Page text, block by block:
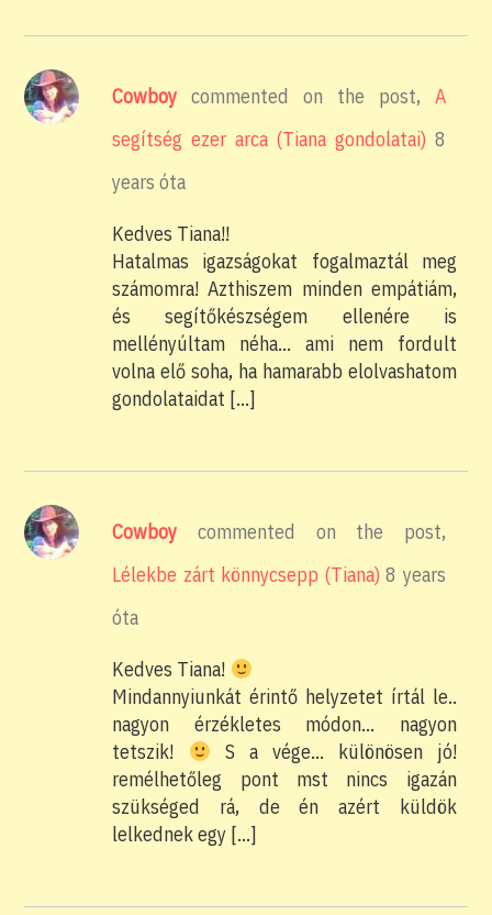
Cowboy commented on the post, A
segítség ezer arca (Tiana gondolatai) 8
years óta
Kedves Tiana!!
Hatalmas igazságokat fogalmaztál meg
számomra! Azthiszem minden empátiám,
és segítőkészségem ellenére is
mellényúltam néha… ami nem fordult
volna elő soha, ha hamarabb elolvashatom
gondolataidat […]
Cowboy commented on the post,
Lélekbe zárt könnycsepp (Tiana) 8 years
óta
Kedves Tiana!
Mindannyiunkát érintő helyzetet írtál le..
nagyon érzékletes módon… nagyon
tetszik!
S a vége… különösen jó!
remélhetőleg pont mst nincs igazán
szükséged rá, de én azért küldök
lelkednek egy […]